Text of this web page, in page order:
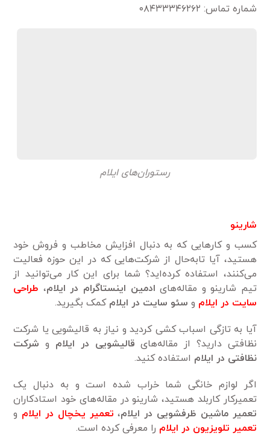
شماره تماس: ۰۸۴۳۳۳۴۶۲۶۲
رستوران‌های ایلام
شارینو
کسب و کارهایی که به دنبال افزایش مخاطب و فروش خود
هستید، آیا تابه‌حال از شرکت‌هایی که در این حوزه فعالیت
می‌کنند، استفاده کرده‌اید؟ شما برای این کار می‌توانید از
تیم شارینو و مقاله‌های ادمین اینستاگرام در ایلام، طراحی
سایت در ایلام و سئو سایت در ایلام کمک بگیرید.
آیا به تازگی اسباب کشی کردید و نیاز به قالیشویی یا شرکت
نظافتی دارید؟ از مقاله‌های قالیشویی در ایلام و شرکت
نظافتی در ایلام استفاده کنید.
اگر لوازم خانگی شما خراب شده است و به دنبال یک
تعمیرکار کاربلد هستید، شارینو در مقاله‌های خود استادکاران
تعمیر ماشین ظرفشویی در ایلام، تعمیر یخچال در ایلام و
تعمیر تلویزیون در ایلام را معرفی کرده است.